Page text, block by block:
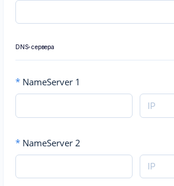
DNS-сервера
* NameServer 1
* NameServer 2